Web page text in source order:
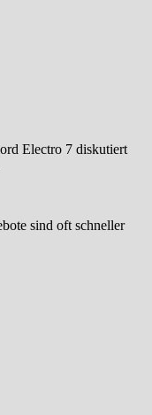
Electro 7 diskutiert
sind oft schneller